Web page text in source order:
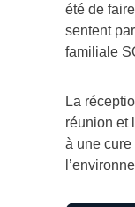
été de
sentent
familiale
La
réunion et
à une cure